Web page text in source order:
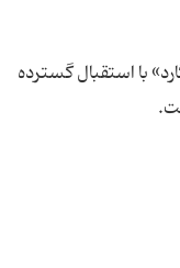
با استقبال گسترده